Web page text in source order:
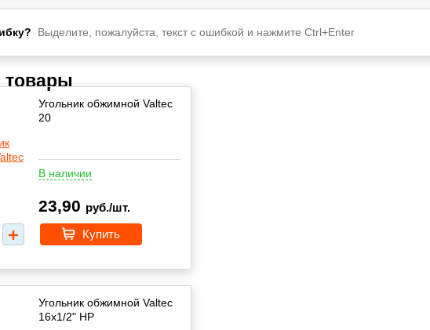
Выделите, пожалуйста, текст с ошибкой и нажмите Ctrl+Enter
товары
Угольник обжимной Valtec
20
В наличии
23,90 руб./шт.
Купить
Угольник обжимной Valtec
16х1/2" НР